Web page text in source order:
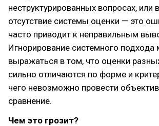
неструктурированных вопросах, или
отсутствие системы оценки — это
часто приводит к неправильным
Игнорирование системного
выражаться в том, что оценки
сильно отличаются по форме и
чего невозможно провести
сравнение.
Чем это грозит?